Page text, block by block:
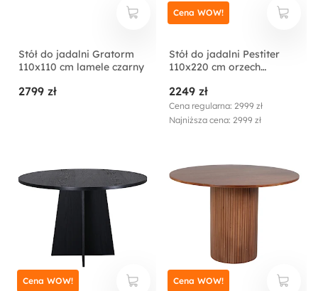
Stół do jadalni Gratorm
110x110 cm lamele czarny
2799 zł
Stół do jadalni Pestiter
110x220 cm orzech
2249 zł
Cena regularna: 2999 zł
Najniższa cena: 2999 zł
Cena WOW!
Cena WOW! Cena WOW!